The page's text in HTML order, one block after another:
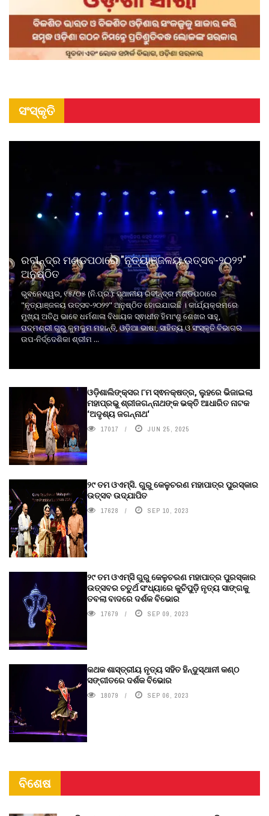
ସଂସ୍କୃତି
ରବୀନ୍ଦ୍ର ମଣ୍ଡପଠାରେ "ନୃତ୍ୟାଞ୍ଜଳୟ ଉତ୍ସବ-୨୦୨୨"
ଅନୁଷ୍ଠିତ
ଭୁବନେଶ୍ୱର, ୧୫/୦୫ (ନି.ପ୍ର.): ସ୍ଥାନୀୟ ରବୀନ୍ଦ୍ର ମଣ୍ଡପଠାରେ
"ନୃତ୍ୟାଞ୍ଜଳୟ ଉତ୍ସବ-୨୦୨୨" ଅନୁଷ୍ଠିତ ହୋଇଯାଇଛି । କାର୍ଯ୍ୟକ୍ରମରେ
ମୁଖ୍ୟ ଅତିଥି ଭାବେ ଧର୍ମଶାଳା ବିଧାୟକ ସ୍ଵାଧୀନ ହିମାଂଶୁ ଶେଖର ସାହୁ,
ପଦ୍ମଶ୍ରୀ ଗୁରୁ କୁମକୁମ ମହାନ୍ତି, ଓଡ଼ିଆ ଭାଷା, ସାହିତ୍ୟ ଓ ସଂସ୍କୃତି ବିଭାଗର
ଉପ-ନିର୍ଦ୍ଦେଶିକା ଶ୍ରୀମ ...
ଓଡ଼ିଶାଲିଙ୍କ୍ସର ୮ମ ସ୍ଵନକ୍ଷତ୍ର, ଲୁହରେ ଭିଜାଇଲା
ମହାପ୍ରଭୁ ଶ୍ରୀଜଗନ୍ନାଥଙ୍କ ଭକ୍ତି ଆଧାରିତ ନାଟକ
‘ଅଦୃଶ୍ୟ ଜଗନ୍ନାଥ‘
17017 JUN 25, 2025
୨୯ ତମ ଓଏମ୍‌ସି. ଗୁରୁ କେଳୁଚରଣ ମହାପାତ୍ର ପୁରସ୍କାର
ଉତ୍ସବ ଉଦ୍‍ଯାପିତ
17628 SEP 10, 2023
୨୯ ତମ ଓଏମ୍‌ସି ଗୁରୁ କେଳୁଚରଣ ମହାପାତ୍ର ପୁରସ୍କାର
ଉତ୍ସବର ଚତୁର୍ଥ ସଂଧ୍ୟାରେ କୁଚିପୁଡ଼ି ନୃତ୍ୟ ସାଙ୍ଗକୁ
ତବଲା ବାଦରେ ଦର୍ଶକ ବିଭୋର
17679 SEP 09, 2023
କଥକ ଶାସ୍ତ୍ରୀୟ ନୃତ୍ୟ ସହିତ ହିନ୍ଦୁସ୍ଥାନୀ କଣ୍ଠ
ସଙ୍ଗୀତରେ ଦର୍ଶକ ବିଭୋର
18079 SEP 06, 2023
ବିଶେଷ